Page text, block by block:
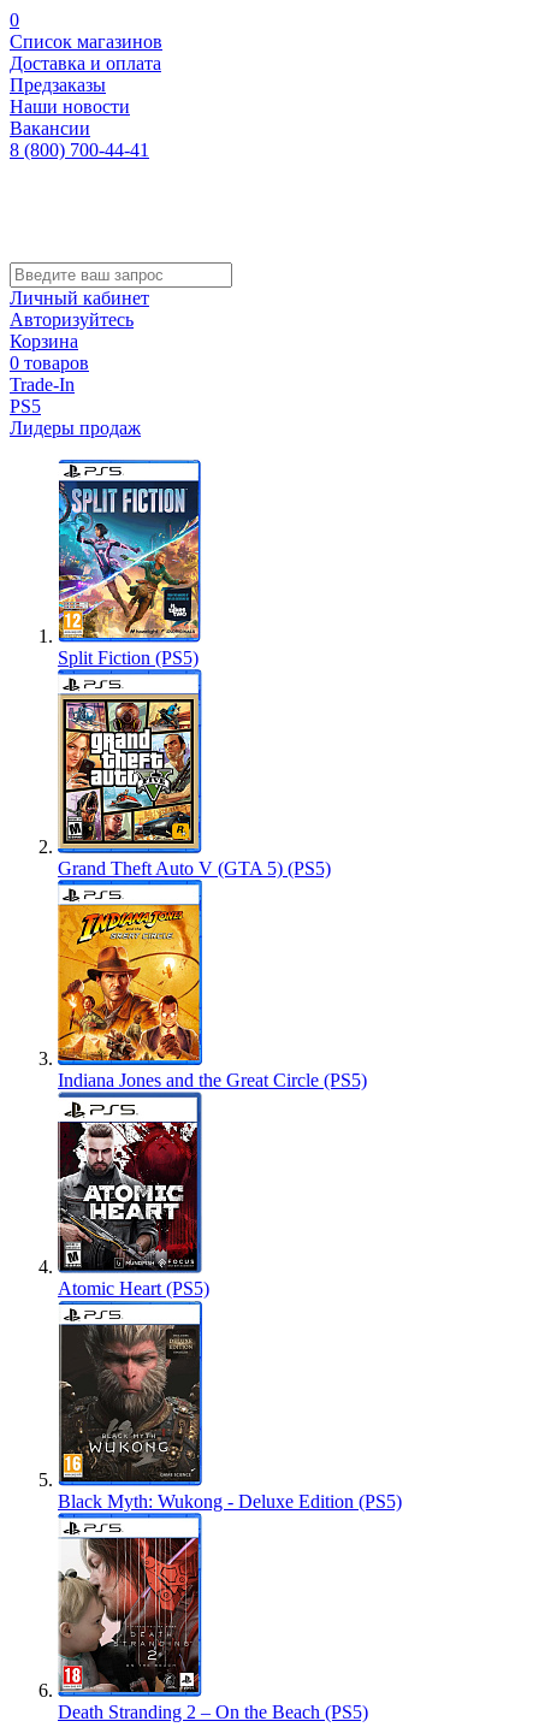
0
Список магазинов
Доставка и оплата
Предзаказы
Наши новости
Вакансии
8 (800) 700-44-41
Личный кабинет
Авторизуйтесь
Корзина
0 товаров
Trade-In
PS5
Лидеры продаж
Split Fiction (PS5)
Grand Theft Auto V (GTA 5) (PS5)
Indiana Jones and the Great Circle (PS5)
Atomic Heart (PS5)
Black Myth: Wukong - Deluxe Edition (PS5)
Death Stranding 2 – On the Beach (PS5)